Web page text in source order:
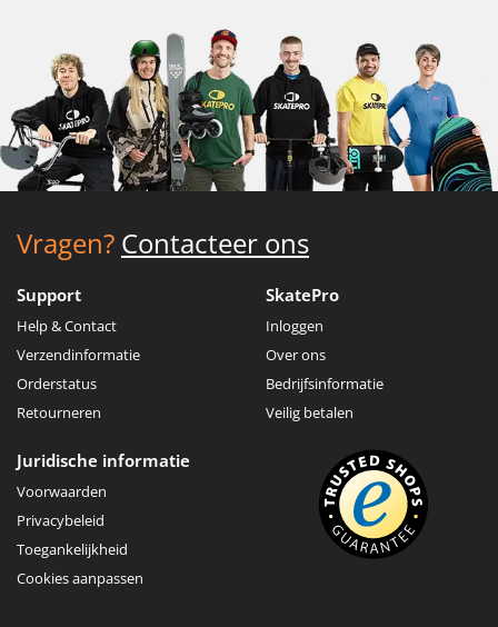
Vragen? Contacteer ons
Support
Help & Contact
Verzendinformatie
Orderstatus
Retourneren
SkatePro
Inloggen
Over ons
Bedrijfsinformatie
Veilig betalen
Juridische informatie
Voorwaarden
Privacybeleid
Toegankelijkheid
Cookies aanpassen